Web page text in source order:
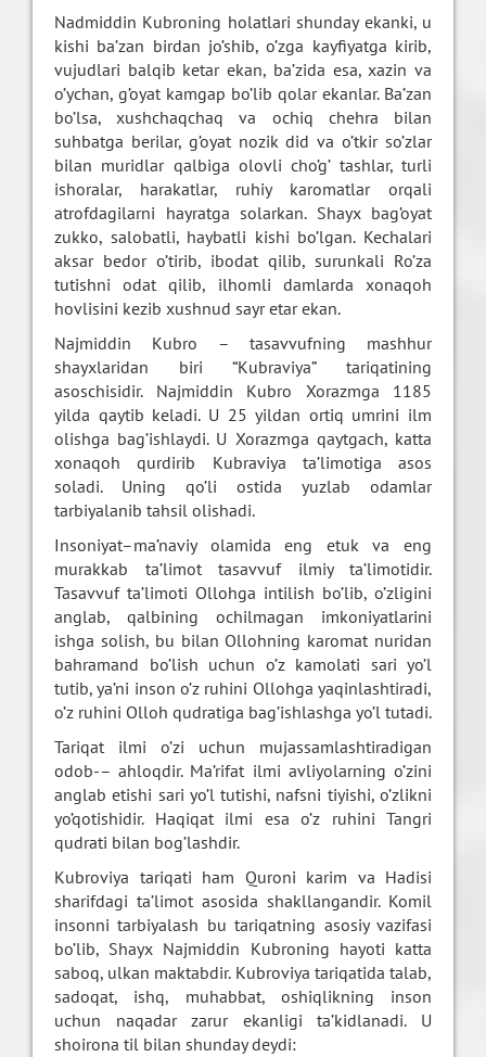
Nadmiddin Kubroning holatlari shunday ekanki, u
kishi ba’zan birdan jo’shib, o’zga kayfiyatga kirib,
vujudlari balqib ketar ekan, ba’zida esa, xazin va
o’ychan, g’oyat kamgap bo’lib qolar ekanlar. Ba’zan
bo’lsa, xushchaqchaq va ochiq chehra bilan
suhbatga berilar, g’oyat nozik did va o’tkir so’zlar
bilan muridlar qalbiga olovli cho’g’ tashlar, turli
ishoralar, harakatlar, ruhiy karomatlar orqali
atrofdagilarni hayratga solarkan. Shayx bag’oyat
zukko, salobatli, haybatli kishi bo’lgan. Kechalari
aksar bedor o’tirib, ibodat qilib, surunkali Ro’za
tutishni odat qilib, ilhomli damlarda xonaqoh
hovlisini kezib xushnud sayr etar ekan.
Najmiddin Kubro – tasavvufning mashhur
shayxlaridan biri “Kubraviya” tariqatining
asoschisidir. Najmiddin Kubro Xorazmga 1185
yilda qaytib keladi. U 25 yildan ortiq umrini ilm
olishga bag’ishlaydi. U Xorazmga qaytgach, katta
xonaqoh qurdirib Kubraviya ta’limotiga asos
soladi. Uning qo’li ostida yuzlab odamlar
tarbiyalanib tahsil olishadi.
Insoniyat–ma’naviy olamida eng etuk va eng
murakkab ta’limot tasavvuf ilmiy ta’limotidir.
Tasavvuf ta’limoti Ollohga intilish bo’lib, o’zligini
anglab, qalbining ochilmagan imkoniyatlarini
ishga solish, bu bilan Ollohning karomat nuridan
bahramand bo’lish uchun o’z kamolati sari yo’l
tutib, ya’ni inson o’z ruhini Ollohga yaqinlashtiradi,
o’z ruhini Olloh qudratiga bag’ishlashga yo’l tutadi.
Tariqat ilmi o’zi uchun mujassamlashtiradigan
odob-– ahloqdir. Ma’rifat ilmi avliyolarning o’zini
anglab etishi sari yo’l tutishi, nafsni tiyishi, o’zlikni
yo’qotishidir. Haqiqat ilmi esa o’z ruhini Tangri
qudrati bilan bog’lashdir.
Kubroviya tariqati ham Quroni karim va Hadisi
sharifdagi ta’limot asosida shakllangandir. Komil
insonni tarbiyalash bu tariqatning asosiy vazifasi
bo’lib, Shayx Najmiddin Kubroning hayoti katta
saboq, ulkan maktabdir. Kubroviya tariqatida talab,
sadoqat, ishq, muhabbat, oshiqlikning inson
uchun naqadar zarur ekanligi ta’kidlanadi. U
shoirona til bilan shunday deydi: